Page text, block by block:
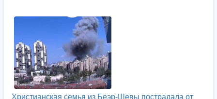
Христианская семья из Беэр-Шевы пострадала от